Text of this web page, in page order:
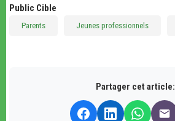
Public Cible
Parents Jeunes professionnels
Partager cet article: